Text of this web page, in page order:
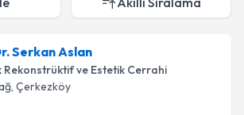
Serkan Aslan
Rekonstrüktif ve Estetik Cerrahi
, Çerkezköy